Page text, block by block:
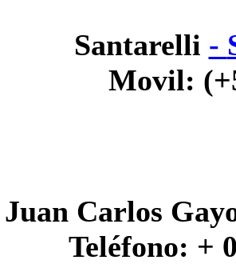
Santarelli -
Movil:
Juan Carlos
Teléfono: +